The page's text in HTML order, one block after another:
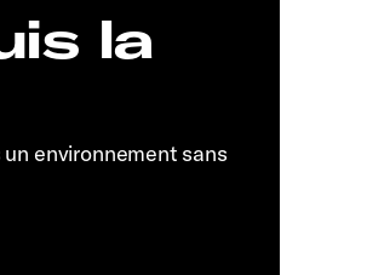
la
environnement sans